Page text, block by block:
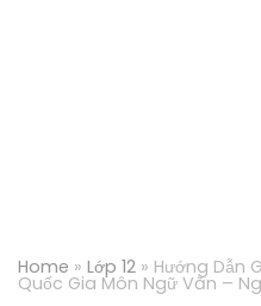
Home » Lớp 12 » Hướng Dẫn
Quốc Gia Môn Ngữ Văn –